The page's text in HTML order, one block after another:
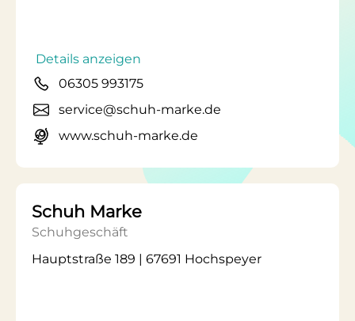
Details anzeigen
06305 993175
service@schuh-marke.de
www.schuh-marke.de
Schuh Marke
Schuhgeschäft
Hauptstraße 189 | 67691 Hochspeyer